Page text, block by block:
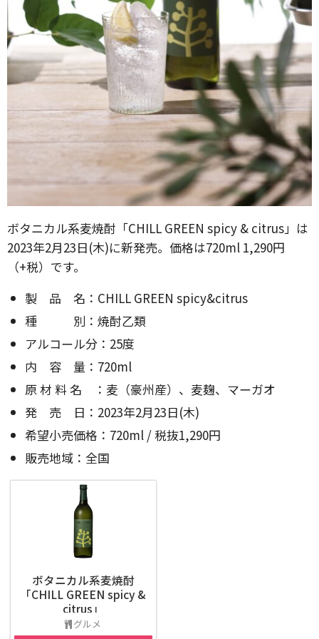
ボタニカル系麦焼酎「CHILL GREEN spicy & citrus」は
2023年2月23日(木)に新発売。価格は720ml 1,290円
（+税）です。
製 品 名：CHILL GREEN spicy&citrus
種 別：焼酎乙類
アルコール分：25度
内 容 量：720ml
原 材 料 名 ：麦（豪州産）、麦麹、マーガオ
発 売 日：2023年2月23日(木)
希望小売価格：720ml / 税抜1,290円
販売地域：全国
ボタニカル系麦焼酎
「CHILL GREEN spicy &
citrus」
グルメ